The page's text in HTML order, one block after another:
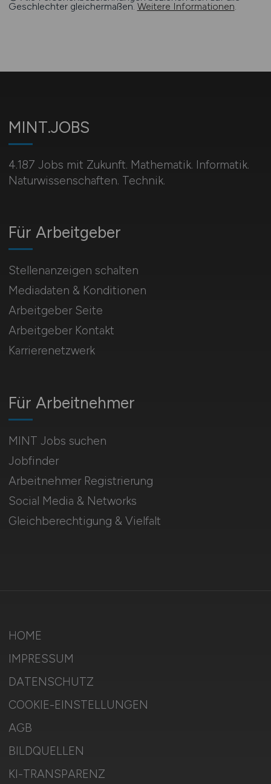
Geschlechter gleichermaßen. Weitere Informationen
MINT.JOBS
4.187 Jobs mit Zukunft. Mathematik. Informatik.
Naturwissenschaften. Technik.
Für Arbeitnehmer
MINT Jobs suchen
Jobfinder
Arbeitnehmer Registrierung
Social Media & Networks
Gleichberechtigung & Vielfalt
Für Arbeitgeber
Stellenanzeigen schalten
Mediadaten & Konditionen
Arbeitgeber Seite
Arbeitgeber Kontakt
Karrierenetzwerk
HOME
IMPRESSUM
DATENSCHUTZ
COOKIE-EINSTELLUNGEN
AGB
BILDQUELLEN
KI-TRANSPARENZ